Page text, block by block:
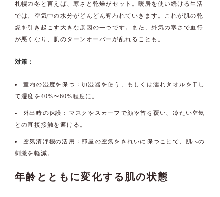
札幌の冬と言えば、寒さと乾燥がセット。暖房を使い続ける生活
では、空気中の水分がどんどん奪われていきます。これが肌の乾
燥を引き起こす大きな原因の一つです。また、外気の寒さで血行
が悪くなり、肌のターンオーバーが乱れることも。
対策：
室内の湿度を保つ：加湿器を使う、もしくは濡れタオルを干し
て湿度を40%〜60%程度に。
外出時の保護：マスクやスカーフで顔や首を覆い、冷たい空気
との直接接触を避ける。
空気清浄機の活用：部屋の空気をきれいに保つことで、肌への
刺激を軽減。
年齢とともに変化する肌の状態